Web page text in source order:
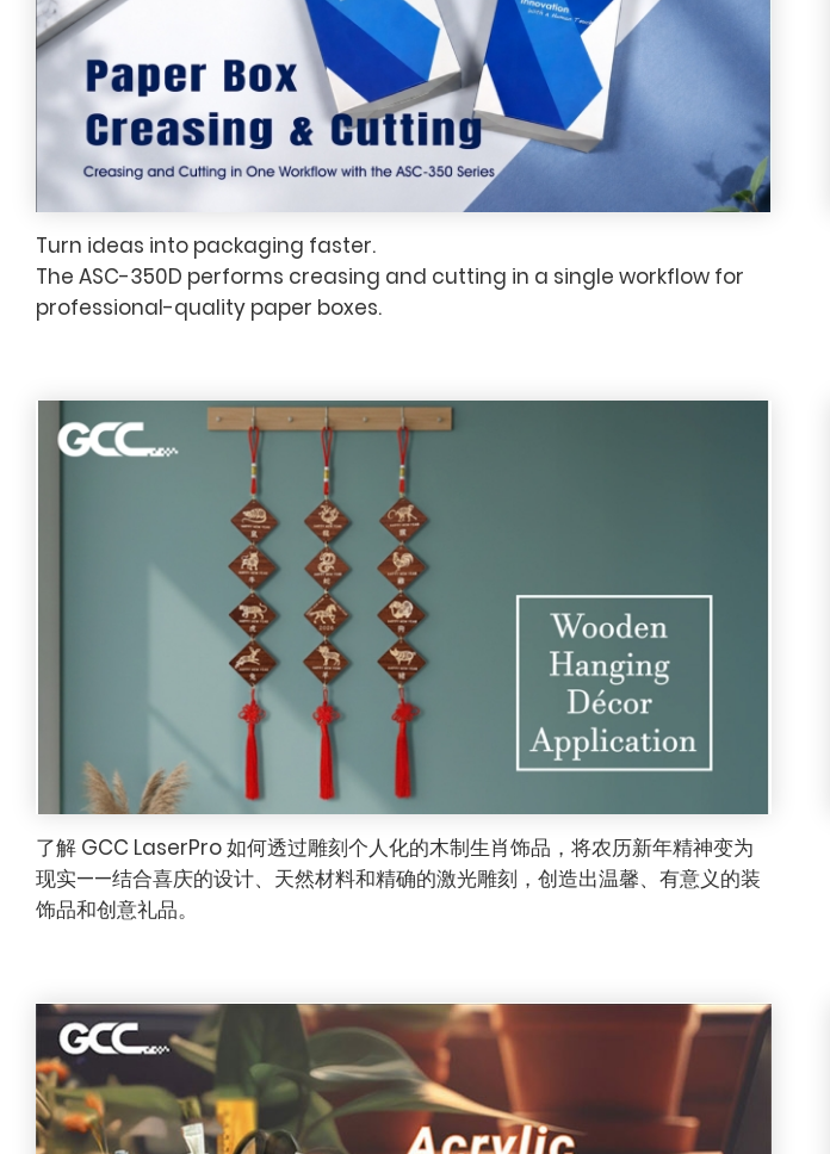
Turn ideas into packaging faster.
The ASC-350D performs creasing and cutting in a single workflow for
professional-quality paper boxes.
了解 GCC LaserPro 如何透过雕刻个人化的木制生肖饰品，将农历新年精神变为
现实——结合喜庆的设计、天然材料和精确的激光雕刻，创造出​​温馨、有意义的装
饰品和创意礼品。